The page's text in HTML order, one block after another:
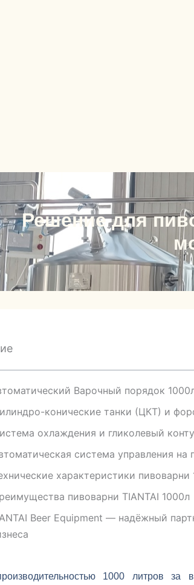
Решение для
Варочный порядок
конические танки (ЦКТ) и
охлаждения и гликолевый
система управления на
характеристики пивоварни
пивоварни TIANTAI 1000л
Beer Equipment — надёжный
1000 литров за